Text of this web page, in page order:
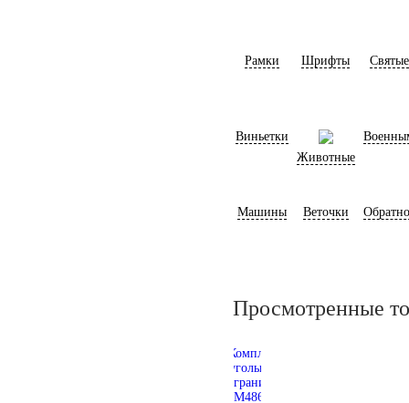
Рамки Шрифты Святые
Виньетки
Животные
Машины Веточки
Просмотренные